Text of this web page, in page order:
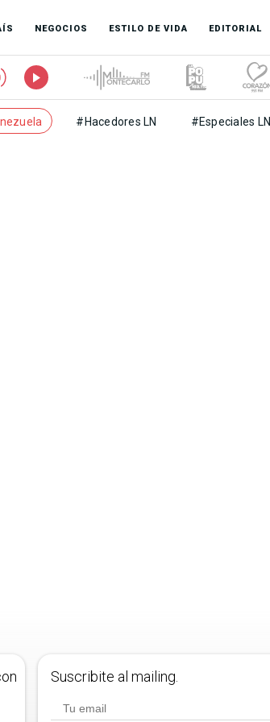
NEGOCIOS ESTILO DE VIDA EDITORIAL
#Hacedores LN #Especiales LN
Suscribite al mailing.